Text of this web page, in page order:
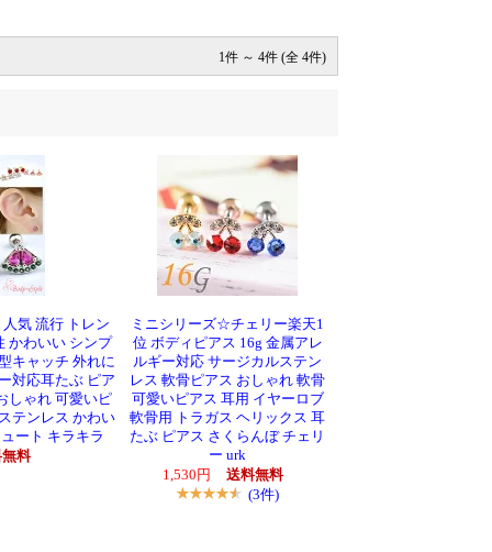
1件 ～ 4件 (全 4件)
気 流行 トレン
かわいい シンプ
キャッチ 外れに
対応耳たぶ ピア
しゃれ 可愛いピ
テンレス かわい
ート キラキラ
料
ミニシリーズ☆チェリー楽天1
位 ボディピアス 16g 金属アレ
ルギー対応 サージカルステン
レス 軟骨ピアス おしゃれ 軟骨
可愛いピアス 耳用 イヤーロブ
軟骨用 トラガス ヘリックス 耳
たぶ ピアス さくらんぼ チェリ
ー urk
1,530円
送料無料
(3件)